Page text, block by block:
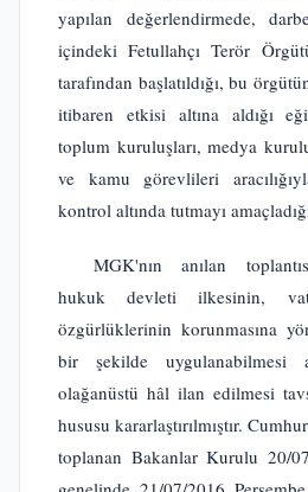
yapılan değerlendirmede,
içindeki Fetullahçı Terör
tarafından başlatıldığı, bu
itibaren etkisi altına aldığı
toplum kuruluşları, medya
ve kamu görevlileri
kontrol altında tutmayı
MGK'nın anılan
hukuk devleti ilkesinin,
özgürlüklerinin korunmasına
bir şekilde uygulanabilmesi
olağanüstü hâl ilan edilmesi
hususu kararlaştırılmıştır.
toplanan Bakanlar Kurulu 20/